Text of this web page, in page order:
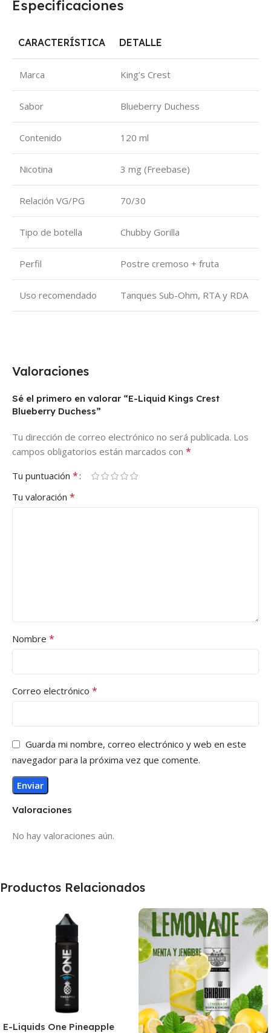
Especificaciones
CARACTERÍSTICA DETALLE
Marca King’s Crest
Sabor Blueberry Duchess
Contenido 120 ml
Nicotina 3 mg (Freebase)
Relación VG/PG 70/30
Tipo de botella Chubby Gorilla
Perfil Postre cremoso + fruta
Uso recomendado Tanques Sub-Ohm, RTA y RDA
Valoraciones
Valoraciones
No hay valoraciones aún.
Sé el primero en valorar “E-Liquid Kings Crest
Blueberry Duchess”
Tu dirección de correo electrónico no será publicada. Los
campos obligatorios están marcados con *
Tu puntuación *
Tu valoración *
Nombre *
Correo electrónico *
Guarda mi nombre, correo electrónico y web en este
navegador para la próxima vez que comente.
Productos Relacionados
E-Liquids One Pineapple